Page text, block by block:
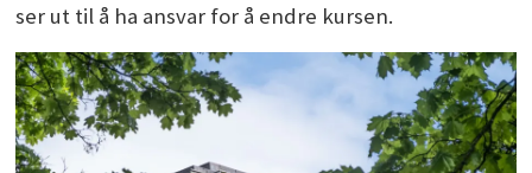
ser ut til å ha ansvar for å endre kursen.